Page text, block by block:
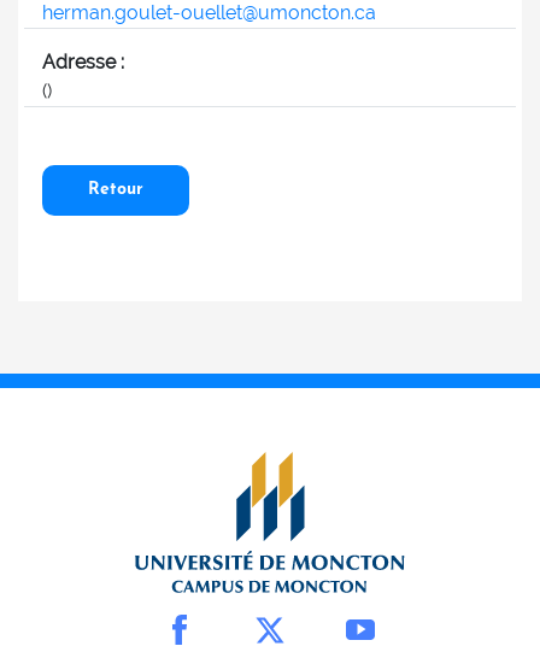
herman.goulet-ouellet@umoncton.ca
Adresse :
()
Retour